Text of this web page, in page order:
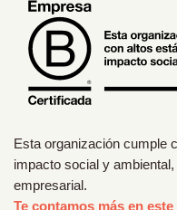
Esta organización cumple
impacto social y
empresarial.
Te contamos más en este